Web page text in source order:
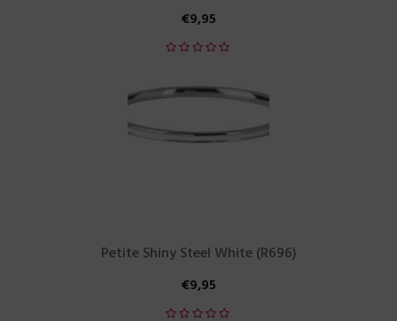
€9,95
Petite Shiny Steel White (R696)
€9,95